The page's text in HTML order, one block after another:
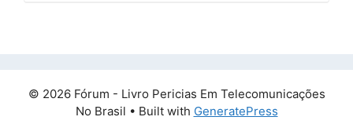
© 2026 Fórum - Livro Pericias Em Telecomunicações
No Brasil • Built with GeneratePress